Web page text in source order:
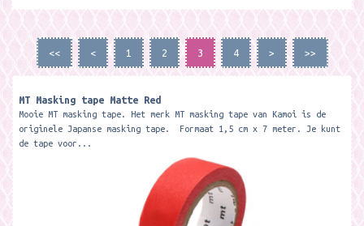
<< < 1 2 3 4 > >>
MT Masking tape Matte Red
Mooie MT masking tape. Het merk MT masking tape van Kamoi is de
originele Japanse masking tape. Formaat 1,5 cm x 7 meter. Je kunt
de tape voor...